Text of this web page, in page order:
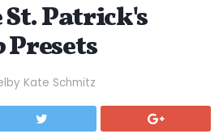
Patrick's
Kate Schmitz